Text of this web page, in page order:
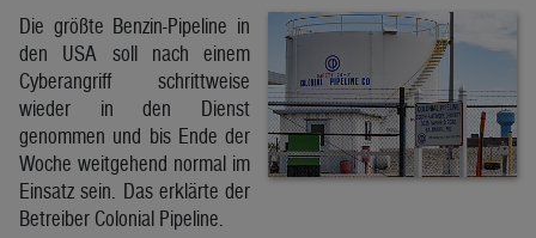
Die größte Benzin-Pipeline in
den USA soll nach einem
Cyberangriff schrittweise
wieder in den Dienst
genommen und bis Ende der
Woche weitgehend normal im
Einsatz sein. Das erklärte der
Betreiber Colonial Pipeline.